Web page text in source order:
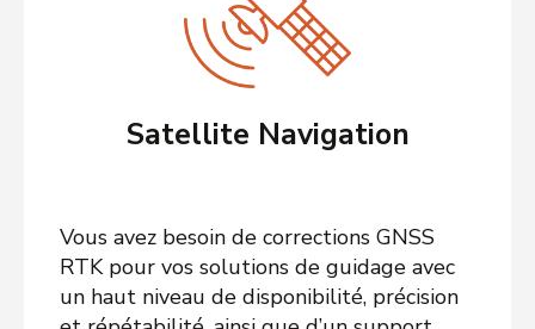
Satellite Navigation
Vous avez besoin de corrections GNSS
RTK pour vos solutions de guidage avec
un haut niveau de disponibilité, précision